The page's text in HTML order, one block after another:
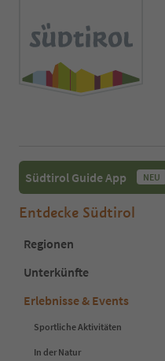
Südtirol Guide App NEU
Entdecke Südtirol
Regionen
Unterkünfte
Erlebnisse & Events
Sportliche Aktivitäten
In der Natur